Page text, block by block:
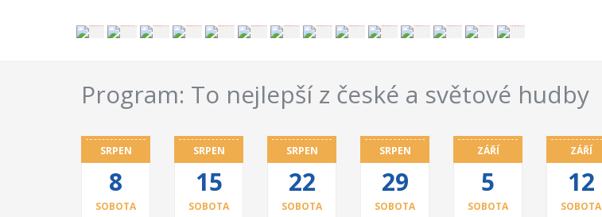
Program: To nejlepší z české a světové hudby
SRPEN
8
SOBOTA
SRPEN
15
SOBOTA
SRPEN
22
SOBOTA
SRPEN
29
SOBOTA
ZÁŘÍ
5
SOBOTA
ZÁŘÍ
12
SOBOTA